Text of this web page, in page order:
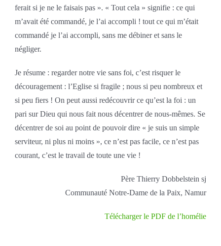
ferait si je ne le faisais pas ». « Tout cela » signifie : ce qui
m’avait été commandé, je l’ai accompli ! tout ce qui m’était
commandé je l’ai accompli, sans me débiner et sans le
négliger.
Je résume : regarder notre vie sans foi, c’est risquer le
découragement : l’Eglise si fragile ; nous si peu nombreux et
si peu fiers ! On peut aussi redécouvrir ce qu’est la foi : un
pari sur Dieu qui nous fait nous décentrer de nous-mêmes. Se
décentrer de soi au point de pouvoir dire « je suis un simple
serviteur, ni plus ni moins », ce n’est pas facile, ce n’est pas
courant, c’est le travail de toute une vie !
Père Thierry Dobbelstein sj
Communauté Notre-Dame de la Paix, Namur
Télécharger le PDF de l’homélie